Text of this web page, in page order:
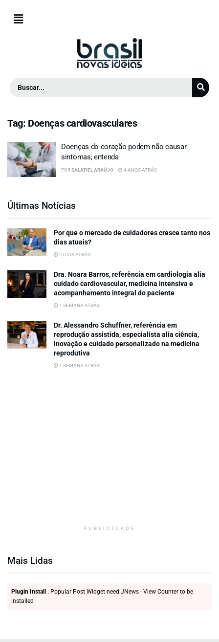
Tag: Doenças cardiovasculares
Doenças do coração podem não causar
sintomas; entenda
PORSALATIEL ARAÚJO 4 ANOS ATRÁS
Últimas Notícias
Por que o mercado de cuidadores cresce tanto nos
dias atuais?
2 DIAS ATRÁS
Dra. Noara Barros, referência em cardiologia alia
cuidado cardiovascular, medicina intensiva e
acompanhamento integral do paciente
1 SEMANA ATRÁS
Dr. Alessandro Schuffner, referência em
reprodução assistida, especialista alia ciência,
inovação e cuidado personalizado na medicina
reprodutiva
1 SEMANA ATRÁS
PUBLICIDADE
Mais Lidas
Plugin Install : Popular Post Widget need JNews - View Counter to be
installed